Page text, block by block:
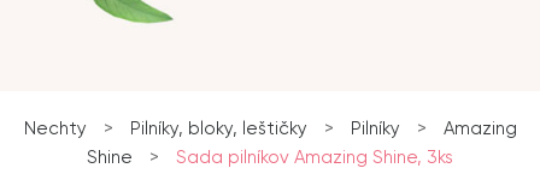
Nechty > Pilníky, bloky, leštičky > Pilníky >
Amazing
Shine
> Sada pilníkov Amazing Shine, 3ks